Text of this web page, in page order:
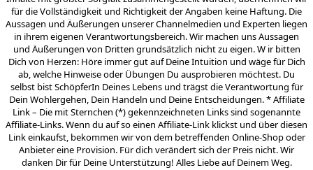
für die Vollständigkeit und Richtigkeit der Angaben keine Haftung. Die
Aussagen und Äußerungen unserer Channelmedien und Experten liegen
in ihrem eigenen Verantwortungsbereich. Wir machen uns Aussagen
und Äußerungen von Dritten grundsätzlich nicht zu eigen. W ir bitten
Dich von Herzen: Höre immer gut auf Deine Intuition und wäge für Dich
ab, welche Hinweise oder Übungen Du ausprobieren möchtest. Du
selbst bist SchöpferIn Deines Lebens und trägst die Verantwortung für
Dein Wohlergehen, Dein Handeln und Deine Entscheidungen. * Affiliate
Link – Die mit Sternchen (*) gekennzeichneten Links sind sogenannte
Affiliate-Links. Wenn du auf so einen Affiliate-Link klickst und über diesen
Link einkaufst, bekommen wir von dem betreffenden Online-Shop oder
Anbieter eine Provision. Für dich verändert sich der Preis nicht. Wir
danken Dir für Deine Unterstützung! Alles Liebe auf Deinem Weg.